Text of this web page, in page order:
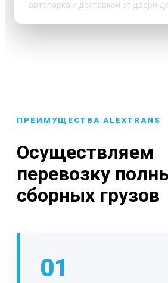
автопарка и доставкой от двери
ПРЕИМУЩЕСТВА ALEXTRANS
Осуществляем
перевозку
сборных грузов
01